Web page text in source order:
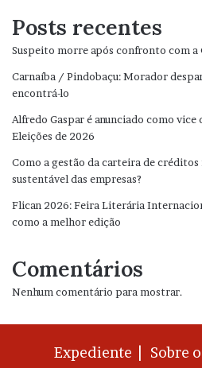
Posts recentes
Suspeito morre após confronto com a
Carnaíba / Pindobaçu: Morador
encontrá-lo
Alfredo Gaspar é anunciado como vice
Eleições de 2026
Como a gestão da carteira de
sustentável das empresas?
Flican 2026: Feira Literária
como a melhor edição
Comentários
Nenhum comentário para mostrar.
Expediente | Sobre